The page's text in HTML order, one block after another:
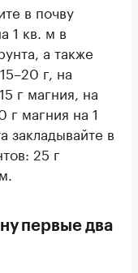
в почву
1 кв. м в
а также
г, на
г магния, на
г магния на 1
закладывайте в
25 г
первые два